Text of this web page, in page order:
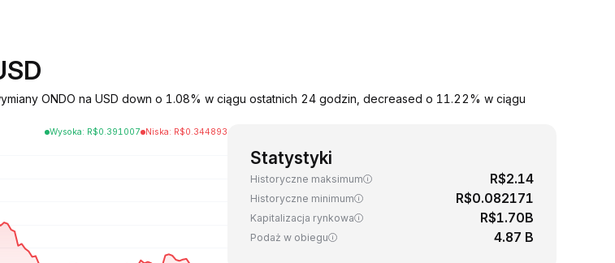
ONDO na USD down o 1.08% w ciągu ostatnich 24 godzin, decreased o 11.22% w ciągu
Wysoka: R$0.391007 Niska: R$0.344893
Statystyki
Historyczne maksimum R$2.14
Historyczne minimum R$0.082171
Kapitalizacja rynkowa R$1.70B
Podaż w obiegu 4.87 B